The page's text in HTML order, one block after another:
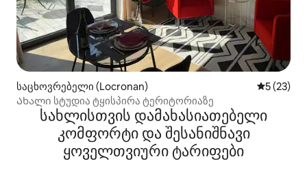
საცხოვრებელი (Locronan) საშუალო
5 (23)
Ახალი სტუდია ტყისპირა ტერიტორიაზე
სახლისთვის დამახასიათებელი
კომფორტი და შესანიშნავი
ყოველთვიური ტარიფები